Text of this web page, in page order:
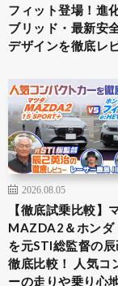
フィット登場！進
ブリッド・最新安
デザインを徹底レ
2026.08.05
【徹底試乗比較】
MAZDA2＆ホンダ
を元STI総監督の
徹底比較！ 人気コ
ーの走りや乗り心